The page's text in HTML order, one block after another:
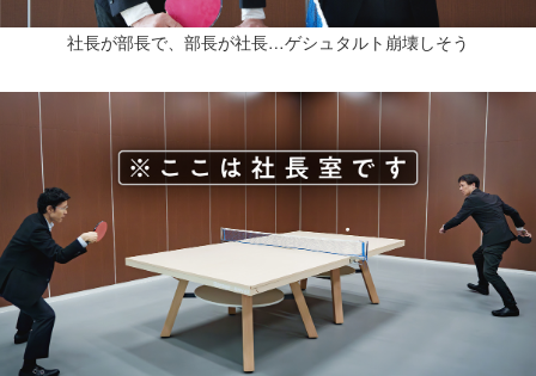
社長が部長で、部長が社長…ゲシュタルト崩壊しそう